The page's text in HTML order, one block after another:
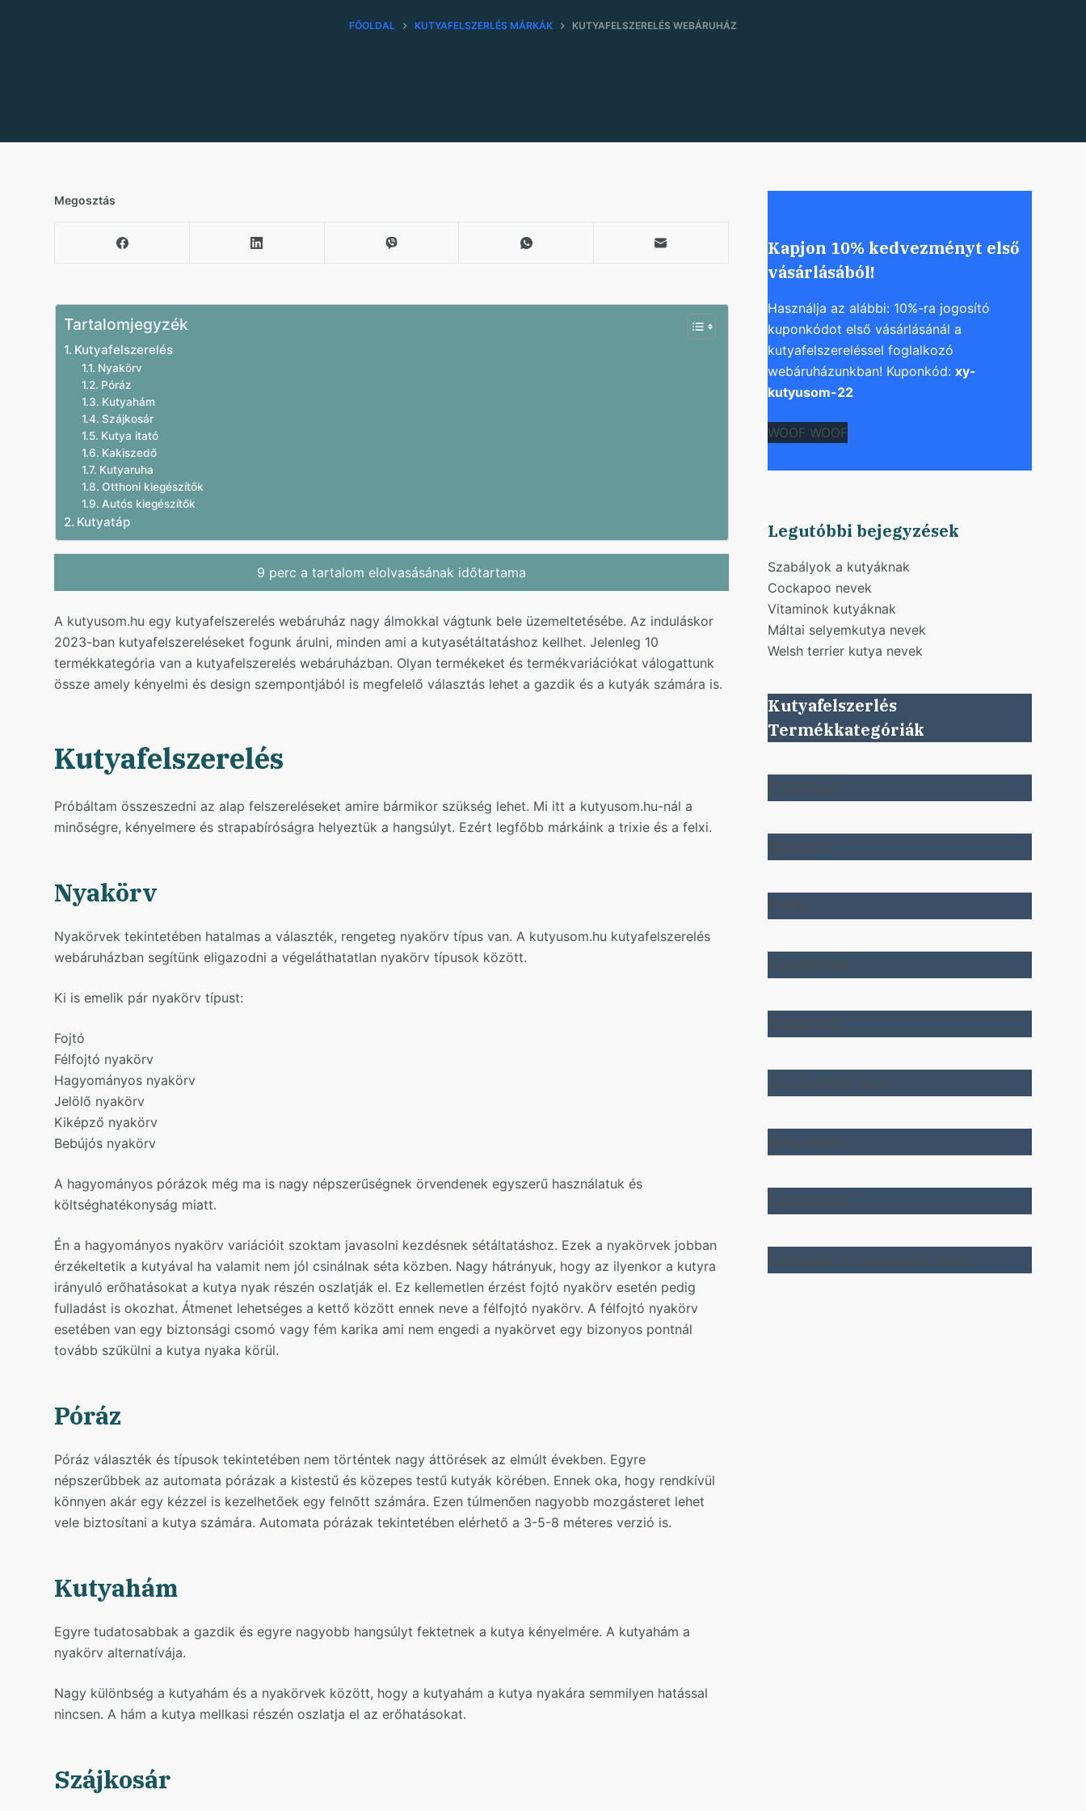
FŐOLDAL KUTYAFELSZERLÉS MÁRKÁK KUTYAFELSZERELÉS WEBÁRUHÁZ
Megosztás
Tartalomjegyzék
Kutyafelszerelés
Nyakörv
Póráz
Kutyahám
Szájkosár
Kutya itató
Kakiszedő
Kutyaruha
Otthoni kiegészítők
Autós kiegészítők
Kutyatáp
9 perc a tartalom elolvasásának időtartama
A kutyusom.hu egy kutyafelszerelés webáruház nagy álmokkal vágtunk bele üzemeltetésébe. Az induláskor
2023-ban kutyafelszereléseket fogunk árulni, minden ami a kutyasétáltatáshoz kellhet. Jelenleg 10
termékkategória van a kutyafelszerelés webáruházban. Olyan termékeket és termékvariációkat válogattunk
össze amely kényelmi és design szempontjából is megfelelő választás lehet a gazdik és a kutyák számára is.
Kutyafelszerelés
Próbáltam összeszedni az alap felszereléseket amire bármikor szükség lehet. Mi itt a kutyusom.hu-nál a
minőségre, kényelmere és strapabíróságra helyeztük a hangsúlyt. Ezért legfőbb márkáink a trixie és a felxi.
Nyakörv
Nyakörvek tekintetében hatalmas a választék, rengeteg nyakörv típus van. A kutyusom.hu kutyafelszerelés
webáruházban segítünk eligazodni a végeláthatatlan nyakörv típusok között.
Ki is emelik pár nyakörv típust:
Fojtó
Félfojtó nyakörv
Hagyományos nyakörv
Jelölő nyakörv
Kiképző nyakörv
Bebújós nyakörv
A hagyományos pórázok még ma is nagy népszerűségnek örvendenek egyszerű használatuk és
költséghatékonyság miatt.
Én a hagyományos nyakörv variációit szoktam javasolni kezdésnek sétáltatáshoz. Ezek a nyakörvek jobban
érzékeltetik a kutyával ha valamit nem jól csinálnak séta közben. Nagy hátrányuk, hogy az ilyenkor a kutyra
irányuló erőhatásokat a kutya nyak részén oszlatják el. Ez kellemetlen érzést fojtó nyakörv esetén pedig
fulladást is okozhat. Átmenet lehetséges a kettő között ennek neve a félfojtó nyakörv. A félfojtó nyakörv
esetében van egy biztonsági csomó vagy fém karika ami nem engedi a nyakörvet egy bizonyos pontnál
tovább szűkülni a kutya nyaka körül.
Póráz
Póráz választék és típusok tekintetében nem történtek nagy áttörések az elmúlt években. Egyre
népszerűbbek az automata pórázak a kistestű és közepes testű kutyák körében. Ennek oka, hogy rendkívül
könnyen akár egy kézzel is kezelhetőek egy felnőtt számára. Ezen túlmenően nagyobb mozgásteret lehet
vele biztosítani a kutya számára. Automata pórázak tekintetében elérhető a 3-5-8 méteres verzió is.
Kutyahám
Egyre tudatosabbak a gazdik és egyre nagyobb hangsúlyt fektetnek a kutya kényelmére. A kutyahám a
nyakörv alternatívája.
Nagy különbség a kutyahám és a nyakörvek között, hogy a kutyahám a kutya nyakára semmilyen hatással
nincsen. A hám a kutya mellkasi részén oszlatja el az erőhatásokat.
Szájkosár
Kapjon 10% kedvezményt első
vásárlásából!
Használja az alábbi: 10%-ra jogosító
kuponkódot első vásárlásánál a
kutyafelszereléssel foglalkozó
webáruházunkban! Kuponkód:xy-
kutyusom-22
WOOF WOOF
Legutóbbi bejegyzések
Szabályok a kutyáknak
Cockapoo nevek
Vitaminok kutyáknak
Máltai selyemkutya nevek
Welsh terrier kutya nevek
Kutyafelszerlés
Termékkategóriák
Kutyahám
Nyakörv
Póráz
Kutyabiléta
Szájkosár
Jutalomfalt tartó
Kutyaitató
Kakiszedő
Kakizsák és kakizsák tartó